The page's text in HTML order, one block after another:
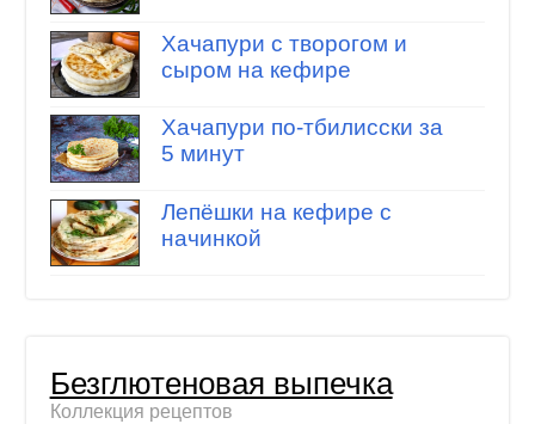
Хачапури с творогом и
сыром на кефире
Хачапури по-тбилисски за
5 минут
Лепёшки на кефире с
начинкой
Безглютеновая выпечка
Коллекция рецептов